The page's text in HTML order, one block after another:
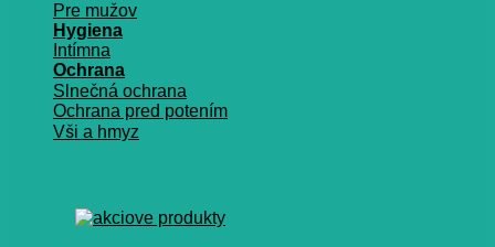
Pre mužov
Hygiena
Intímna
Ochrana
Slnečná ochrana
Ochrana pred potením
Vši a hmyz